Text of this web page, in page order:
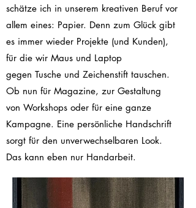
schätze ich in unserem kreativen Beruf vor
allem eines: Papier. Denn zum Glück gibt
es immer wieder Projekte (und Kunden),
für die wir Maus und Laptop
gegen Tusche und Zeichenstift tauschen.
Ob nun für Magazine, zur Gestaltung
von Workshops oder für eine ganze
Kampagne. Eine persönliche Handschrift
sorgt für den unverwechselbaren Look.
Das kann eben nur Handarbeit.